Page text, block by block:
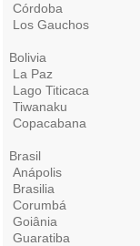
Córdoba
Los Gauchos
Bolivia
La Paz
Lago Titicaca
Tiwanaku
Copacabana
Brasil
Anápolis
Brasilia
Corumbá
Goiânia
Guaratiba